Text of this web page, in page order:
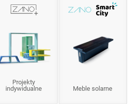
Projekty
indywidualne
Meble solarne